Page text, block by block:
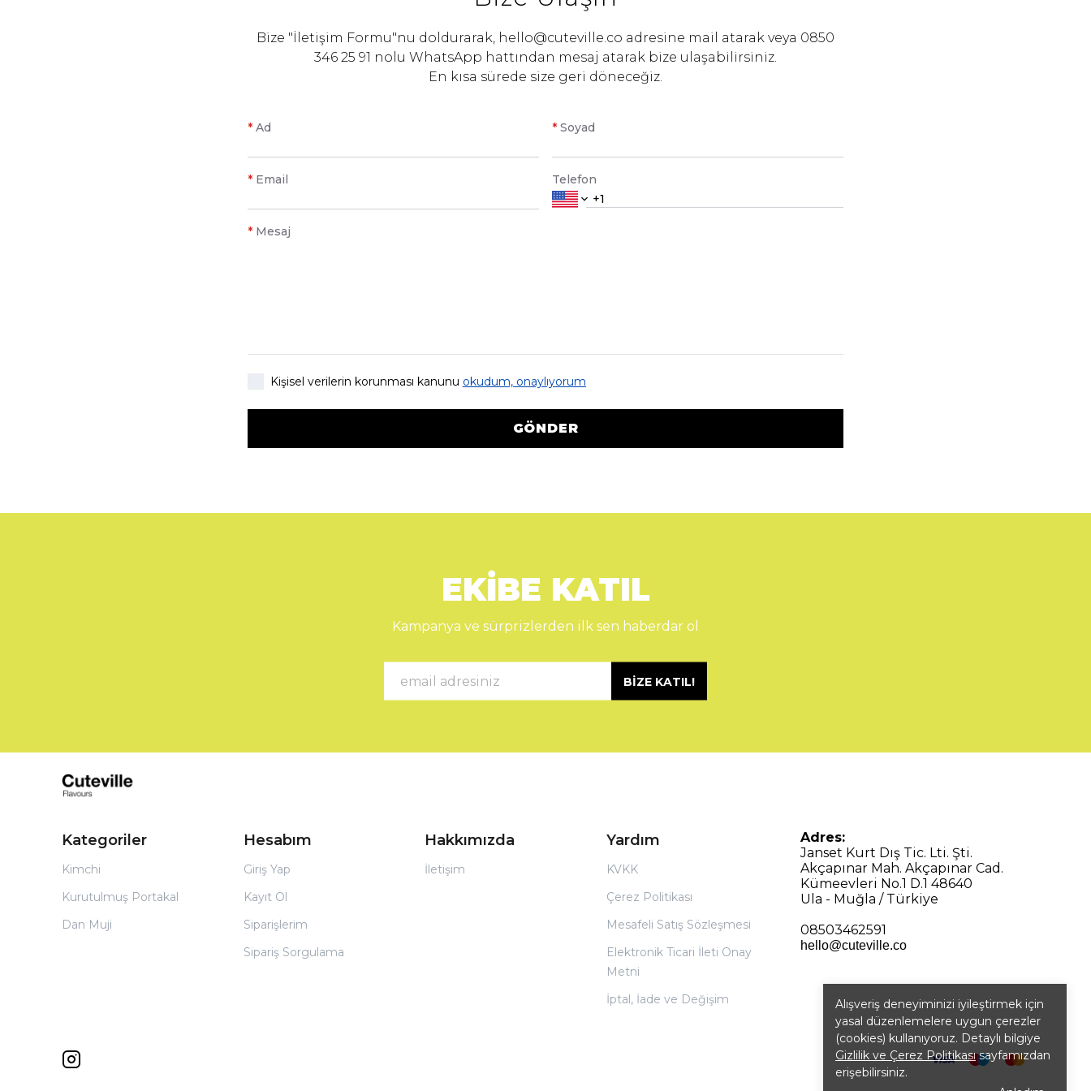
Alışveriş deneyiminizi iyileştirmek için
yasal düzenlemelere uygun çerezler
(cookies) kullanıyoruz. Detaylı bilgiye
Gizlilik ve Çerez Politikasısayfamızdan
erişebilirsiniz.
Bize "İletişim Formu"nu doldurarak, hello@cuteville.co adresine mail atarak veya 0850
346 25 91 nolu WhatsApp hattından mesaj atarak bize ulaşabilirsiniz.
En kısa sürede size geri döneceğiz.
* Ad * Soyad
* Email Telefon
* Mesaj
Kişisel verilerin korunması kanunu okudum, onaylıyorum
GÖNDER
EKİBE KATIL
Kampanya ve sürprizlerden ilk sen haberdar ol
BİZE KATIL!
Kategoriler
Kimchi
Kurutulmuş Portakal
Dan Muji
Hesabım
Giriş Yap
Kayıt Ol
Siparişlerim
Sipariş Sorgulama
Hakkımızda
İletişim
Yardım
KVKK
Çerez Politikası
Mesafeli Satış Sözleşmesi
Elektronik Ticari İleti Onay
Metni
İptal, İade ve Değişim
Adres:
Janset Kurt Dış Tic. Lti. Şti.
Akçapınar Mah. Akçapınar Cad.
Kümeevleri No.1 D.1 48640
Ula - Muğla / Türkiye
08503462591
hello@cuteville.co